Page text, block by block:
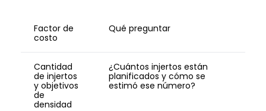
Factor de
costo
Qué preguntar
Cantidad
de injertos
y objetivos
de
densidad
¿Cuántos injertos están
planificados y cómo se
estimó ese número?